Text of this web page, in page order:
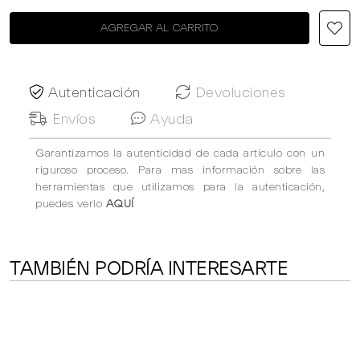
AGREGAR AL CARRITO
Autenticación
Devoluciones
Envíos
Ayuda
Garantizamos la autenticidad de cada artículo con un
riguroso proceso. Para mas información sobre las
herramientas que utilizamos para la autenticación,
puedes verlo AQUÍ
TAMBIÉN PODRÍA INTERESARTE